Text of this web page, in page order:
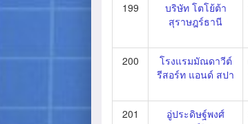
199
บริษัท โตโย้ต้า
สุราษฎร์ธานี
200
โรงแรมมัณดาวีต์
รีสอร์ท แอนด์ สปา
201
อู่ประดิษฐ์พงศ์